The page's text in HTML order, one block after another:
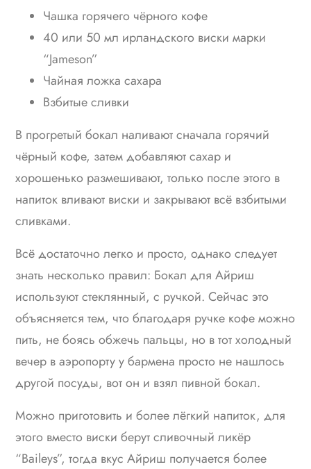
Чашка горячего чёрного кофе
40 или 50 мл ирландского виски марки
“Jameson”
Чайная ложка сахара
Взбитые сливки
В прогретый бокал наливают сначала горячий
чёрный кофе, затем добавляют сахар и
хорошенько размешивают, только после этого в
напиток вливают виски и закрывают всё взбитыми
сливками.
Всё достаточно легко и просто, однако следует
знать несколько правил: Бокал для Айриш
используют стеклянный, с ручкой. Сейчас это
объясняется тем, что благодаря ручке кофе можно
пить, не боясь обжечь пальцы, но в тот холодный
вечер в аэропорту у бармена просто не нашлось
другой посуды, вот он и взял пивной бокал.
Можно приготовить и более лёгкий напиток, для
этого вместо виски берут сливочный ликёр
“Baileys”, тогда вкус Айриш получается более